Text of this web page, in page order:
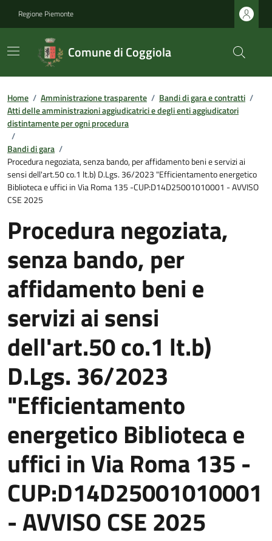
Regione Piemonte
Comune di Coggiola
Home / Amministrazione trasparente / Bandi di gara e contratti /
Atti delle amministrazioni aggiudicatrici e degli enti aggiudicatori
distintamente per ogni procedura
/
Bandi di gara /
Procedura negoziata, senza bando, per affidamento beni e servizi ai
sensi dell'art.50 co.1 lt.b) D.Lgs. 36/2023 "Efficientamento energetico
Biblioteca e uffici in Via Roma 135 -CUP:D14D25001010001 - AVVISO
CSE 2025
Procedura negoziata,
senza bando, per
affidamento beni e
servizi ai sensi
dell'art.50 co.1 lt.b)
D.Lgs. 36/2023
"Efficientamento
energetico Biblioteca e
uffici in Via Roma 135 -
CUP:D14D25001010001
- AVVISO CSE 2025